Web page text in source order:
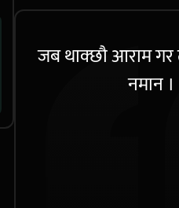
जब थाक्छौ आराम गर
नमान ।